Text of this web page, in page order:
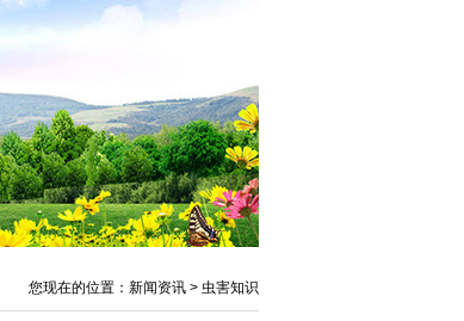
您现在的位置：新闻资讯 > 虫害知识